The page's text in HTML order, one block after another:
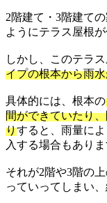
2階建て・3階建て
ようにテラス屋根
しかし、このテラ
イプの根本から雨
具体的には、根本の
間ができていたり
りすると、雨量に
入する場合もありま
それが2階や3階の
っていってしまい